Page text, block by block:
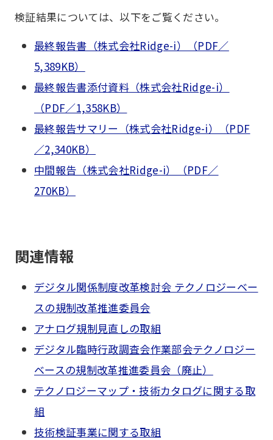
検証結果については、以下をご覧ください。
最終報告書（株式会社Ridge-i）（PDF／
5,389KB）
最終報告書添付資料（株式会社Ridge-i）
（PDF／1,358KB）
最終報告サマリー（株式会社Ridge-i）（PDF
／2,340KB）
中間報告（株式会社Ridge-i）（PDF／
270KB）
関連情報
デジタル関係制度改革検討会 テクノロジーベー
スの規制改革推進委員会
アナログ規制見直しの取組
デジタル臨時行政調査会作業部会テクノロジー
ベースの規制改革推進委員会（廃止）
テクノロジーマップ・技術カタログに関する取
組
技術検証事業に関する取組